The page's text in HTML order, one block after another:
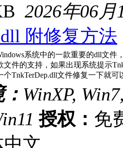
2026年06月
附修复方法
系统中的一款重要的dll文件
文件的支持，如果出现系统提示
个TnkTerDep.dll文件修复一下就可
WinXP,
授权： 免
文